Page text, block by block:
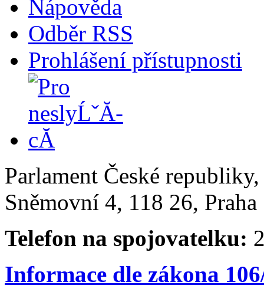
Nápověda
Odběr RSS
Prohlášení přístupnosti
Parlament České
Sněmovní 4, 118 26,
Telefon na spojovatelku:
Informace dle zákona